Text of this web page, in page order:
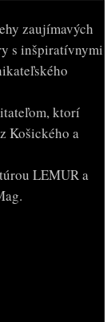
zaujímavých
s inšpiratívnymi
ktorí
Košického a
LEMUR a